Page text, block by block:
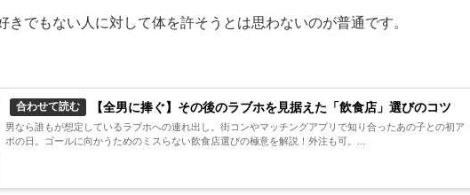
きでもない人に対して体を許そうとは思わないのが普通です。
合わせて読む 【全男に捧ぐ】その後のラブホを見据えた「飲食店」選びのコツ
男なら誰もが想定しているラブホへの連れ出し。街コンやマッチングアプリで知り合ったあの子との初ア
ポの日。ゴールに向かうためのミスらない飲食店選びの極意を解説！外注も可。...